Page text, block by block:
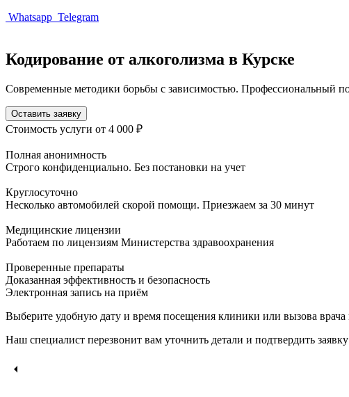
Whatsapp Telegram
Кодирование от алкоголизма в Курске
Современные методики борьбы с зависимостью. Профессиональный
Оставить заявку
Стоимость услуги от 4 000 ₽
Полная анонимность
Строго конфиденциально. Без постановки на учет
Круглосуточно
Несколько автомобилей скорой помощи. Приезжаем за 30 минут
Медицинские лицензии
Работаем по лицензиям Министерства здравоохранения
Проверенные препараты
Доказанная эффективность и безопасность
Электронная запись на приём
Выберите удобную дату и время посещения клиники или вызова врача
Наш специалист перезвонит вам уточнить детали и подтвердить заявку